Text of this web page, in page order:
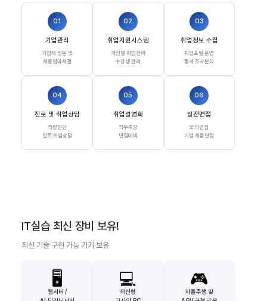
01
기업관리
기업체 방문 및
채용협약체결
02
취업지원시스템
개인별 취업전략
수강생 관리
03
취업정보 수집
취업포털 운영
통계 조사분석
04
진로 및 취업상담
역량진단
진로·취업상담
05
취업설명회
직무특강
면접대비
06
실전면접
모의면접
기업 채용면접
IT실습 최신 장비 보유!
최신 기술 구현 가능 기기 보유
🖥️
웹서버 /
💻
최신형
🎮
자율주행 및